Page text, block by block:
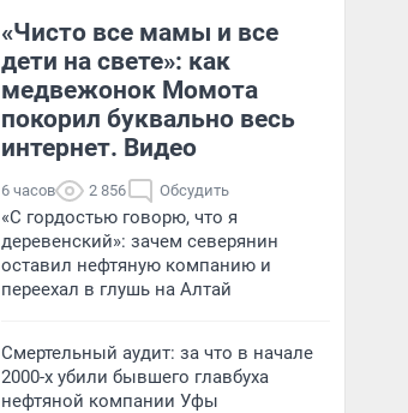
«Чисто все мамы и все
дети на свете»: как
медвежонок Момота
покорил буквально весь
интернет. Видео
6 часов 2 856 Обсудить
«С гордостью говорю, что я
деревенский»: зачем северянин
оставил нефтяную компанию и
переехал в глушь на Алтай
Смертельный аудит: за что в начале
2000-х убили бывшего главбуха
нефтяной компании Уфы